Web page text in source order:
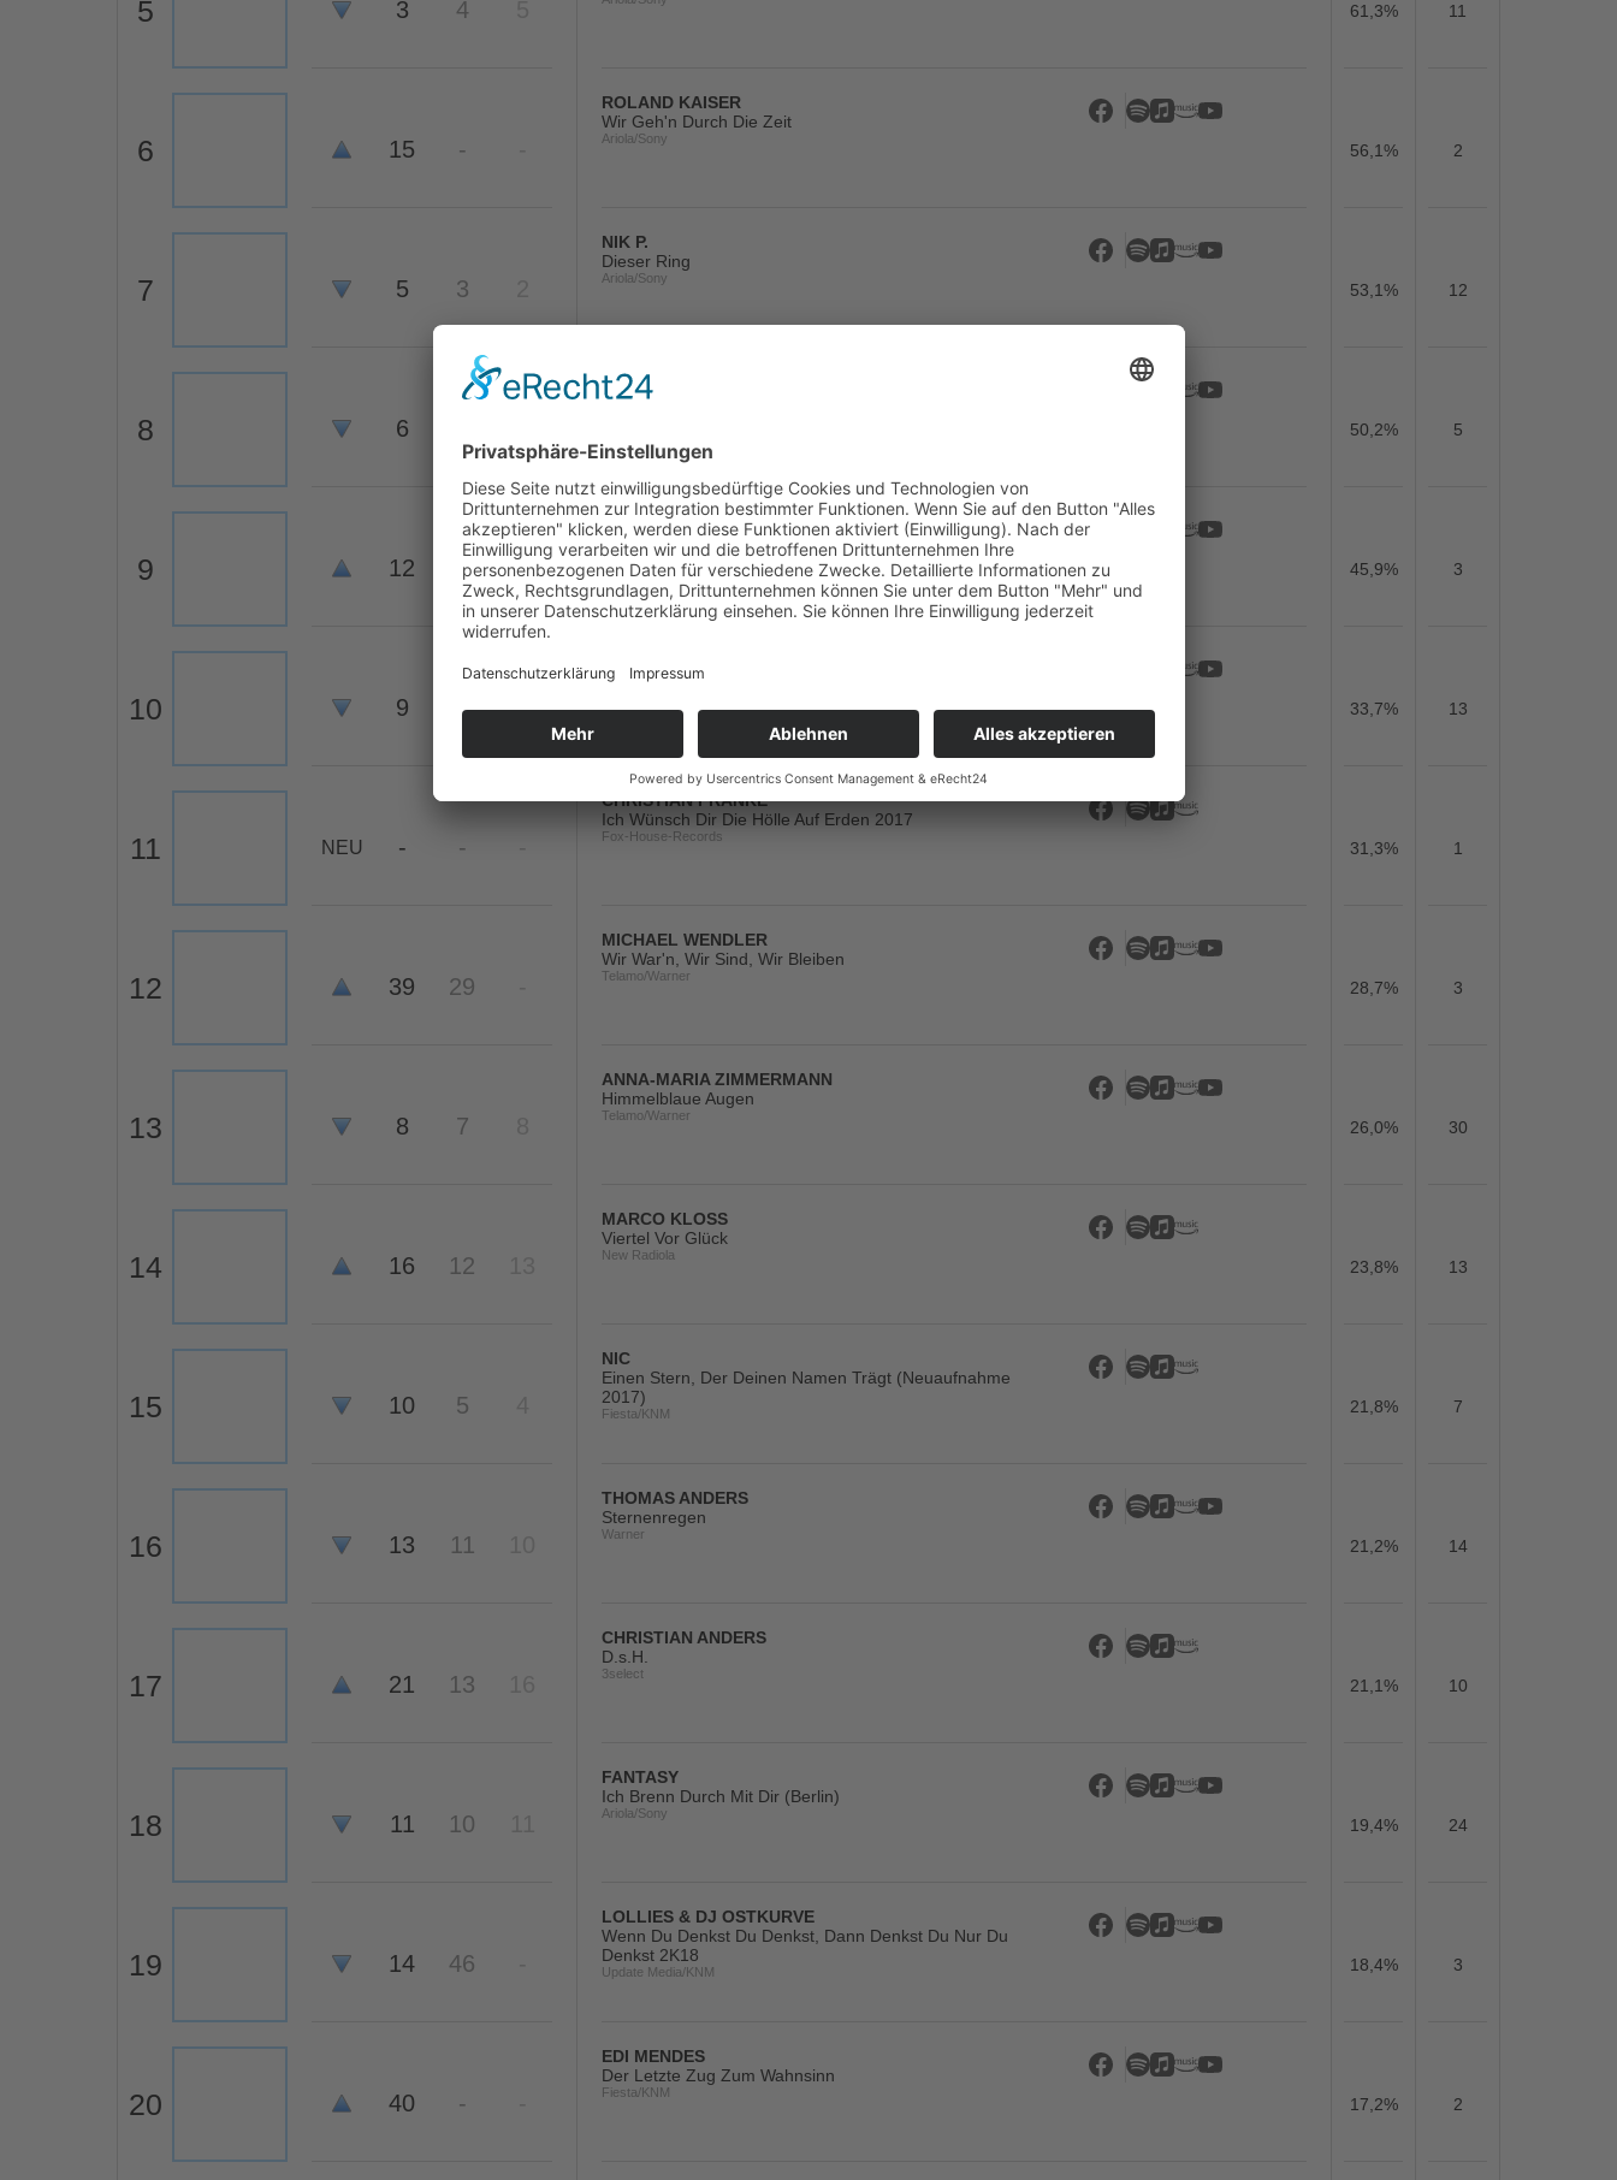
5 3 4 61,3% 11
6 15 -
ROLAND KAISER
Wir Geh'n Durch Die Zeit
Ariola/Sony
56,1% 2
7 5 3
NIK P.
Dieser Ring
Ariola/Sony
53,1% 12
8 6
CHRISTIN STARK
Wo Ist Die Liebe Hin
50,2% 5
9 12 37 -
AMIGOS
Baby Blue
Ariola/Sony
45,9% 3
10 9 8 7
Und Ich Schenke Dir Einen Regenbogen
33,7% 13
11 NEU - -
CHRISTIAN FRANKE
Ich Wünsch Dir Die Hölle Auf Erden 2017
Fox-House-Records
31,3% 1
12 39 29
MICHAEL WENDLER
Wir War'n, Wir Sind, Wir Bleiben
Telamo/Warner
28,7% 3
13 8 7
ANNA-MARIA ZIMMERMANN
Himmelblaue Augen
Telamo/Warner
26,0% 30
14 16 12
MARCO KLOSS
Viertel Vor Glück
New Radiola
23,8% 13
15 10 5
NIC
Einen Stern, Der Deinen Namen Trägt (Neuaufnahme
2017)
Fiesta/KNM 21,8% 7
16 13 11
THOMAS ANDERS
Sternenregen
Warner
21,2% 14
17 21 13
CHRISTIAN ANDERS
D.s.H.
3select
21,1% 10
18 11 10
FANTASY
Ich Brenn Durch Mit Dir (Berlin)
Ariola/Sony
19,4% 24
19 14 46
LOLLIES & DJ OSTKURVE
Wenn Du Denkst Du Denkst, Dann Denkst Du Nur Du
Denkst 2K18
Update Media/KNM 18,4% 3
20 40 -
EDI MENDES
Der Letzte Zug Zum Wahnsinn
Fiesta/KNM
17,2% 2